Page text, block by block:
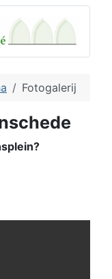
Fotogalerij